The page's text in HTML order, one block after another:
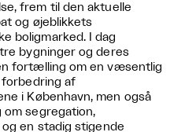
frem til den aktuelle
og øjeblikkets
boligmarked. I dag
bygninger og deres
fortælling om en væsentlig
af
i København, men også
segregation,
en stadig stigende